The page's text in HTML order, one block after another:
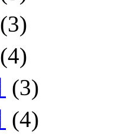
(3)
(4)
(3)
(4)